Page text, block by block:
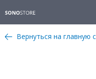
Вернуться на главную